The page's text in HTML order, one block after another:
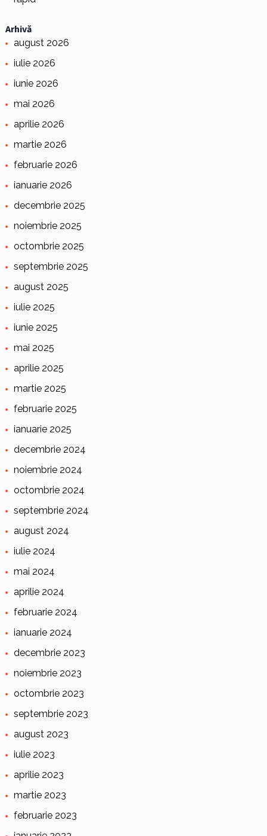
Arhivă
august 2026
iulie 2026
iunie 2026
mai 2026
aprilie 2026
martie 2026
februarie 2026
ianuarie 2026
decembrie 2025
noiembrie 2025
octombrie 2025
septembrie 2025
august 2025
iulie 2025
iunie 2025
mai 2025
aprilie 2025
martie 2025
februarie 2025
ianuarie 2025
decembrie 2024
noiembrie 2024
octombrie 2024
septembrie 2024
august 2024
iulie 2024
mai 2024
aprilie 2024
februarie 2024
ianuarie 2024
decembrie 2023
noiembrie 2023
octombrie 2023
septembrie 2023
august 2023
iulie 2023
aprilie 2023
martie 2023
februarie 2023